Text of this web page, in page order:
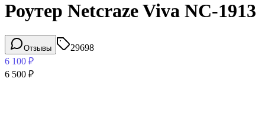
Роутер Netcraze Viva NC-1913
Отзывы
29698
6 100 ₽
6 500 ₽